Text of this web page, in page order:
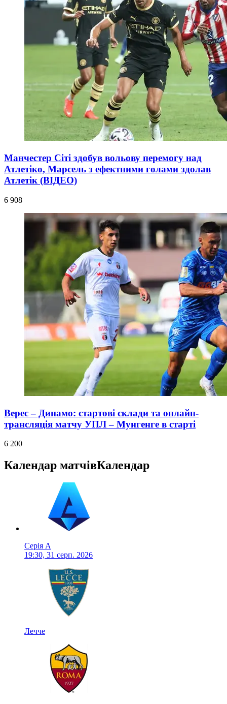
Манчестер Сіті здобув вольову перемогу над
Атлетіко, Марсель з ефектними голами здолав
Атлетік (ВІДЕО)
6 908
Верес – Динамо: стартові склади та онлайн-
трансляція матчу УПЛ – Мунгенге в старті
6 200
Календар матчівКалендар
Серія А
19:30, 31 серп. 2026
Лечче